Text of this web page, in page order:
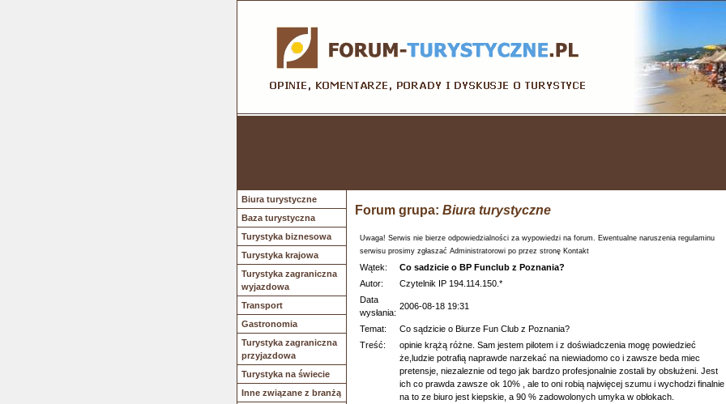
Biura turystyczne
Baza turystyczna
Turystyka biznesowa
Turystyka krajowa
Turystyka zagraniczna
wyjazdowa
Transport
Gastronomia
Turystyka zagraniczna
przyjazdowa
Turystyka na świecie
Inne związane z branżą
Forum grupa: Biura turystyczne
Uwaga! Serwis nie bierze odpowiedzialności za wypowiedzi na forum. Ewentualne naruszenia regulaminu
serwisu prosimy zgłaszać Administratorowi po przez stronę Kontakt
Wątek:
Co sadzicie o BP Funclub z Poznania?
Autor:
Czytelnik IP 194.114.150.*
Data
wysłania:
2006-08-18 19:31
Temat:
Co sądzicie o Biurze Fun Club z Poznania?
Treść:
opinie krążą różne. Sam jestem pilotem i z doświadczenia mogę powiedzieć
że,ludzie potrafią naprawde narzekać na niewiadomo co i zawsze beda miec
pretensje, niezaleznie od tego jak bardzo profesjonalnie zostali by obsłużeni. Jest
ich co prawda zawsze ok 10% , ale to oni robią najwięcej szumu i wychodzi finalnie
na to ze biuro jest kiepskie, a 90 % zadowolonych umyka w obłokach.